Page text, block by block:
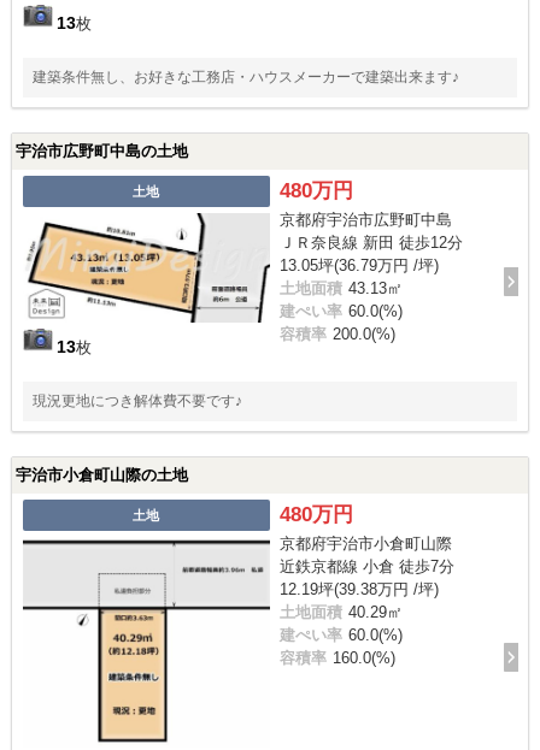
13枚
建築条件無し、お好きな工務店・ハウスメーカーで建築出来ます♪
宇治市広野町中島の土地
土地
13枚
480万円
京都府宇治市広野町中島
ＪＲ奈良線 新田 徒歩12分
13.05坪(36.79万円 /坪)
土地面積 43.13㎡
建ぺい率 60.0(%)
容積率 200.0(%)
現況更地につき解体費不要です♪
宇治市小倉町山際の土地
土地 480万円
京都府宇治市小倉町山際
近鉄京都線 小倉 徒歩7分
12.19坪(39.38万円 /坪)
土地面積 40.29㎡
建ぺい率 60.0(%)
容積率 160.0(%)